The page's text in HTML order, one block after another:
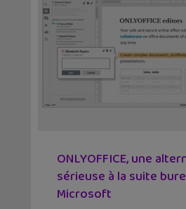
ONLYOFFICE, une
sérieuse à la suite
Microsoft